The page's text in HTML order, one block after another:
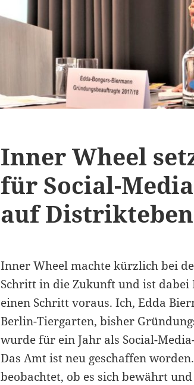
Inner Wheel
für Social-
auf
Inner Wheel machte kürzlich bei
Schritt in die Zukunft und ist dabei
einen Schritt voraus. Ich, Edda
Berlin-Tiergarten, bisher
wurde für ein Jahr als Social-
Das Amt ist neu geschaffen
beobachtet, ob es sich bewährt